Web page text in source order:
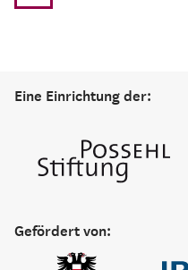
Eine Einrichtung der:
Gefördert von: